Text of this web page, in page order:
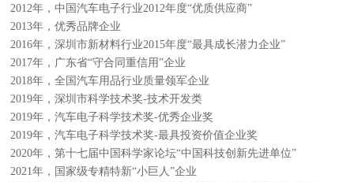
2012年，中国汽车电子行业2012年度“优质供应商”
2013年，优秀品牌企业
2016年，深圳市新材料行业2015年度“最具成长潜力企业”
2017年，广东省“守合同重信用”企业
2018年，全国汽车用品行业质量领军企业
2019年，深圳市科学技术奖-技术开发类
2019年，汽车电子科学技术奖-优秀企业奖
2019年，汽车电子科学技术奖-最具投资价值企业奖
2020年，第十七届中国科学家论坛“中国科技创新先进单位”
2021年，国家级专精特新“小巨人”企业